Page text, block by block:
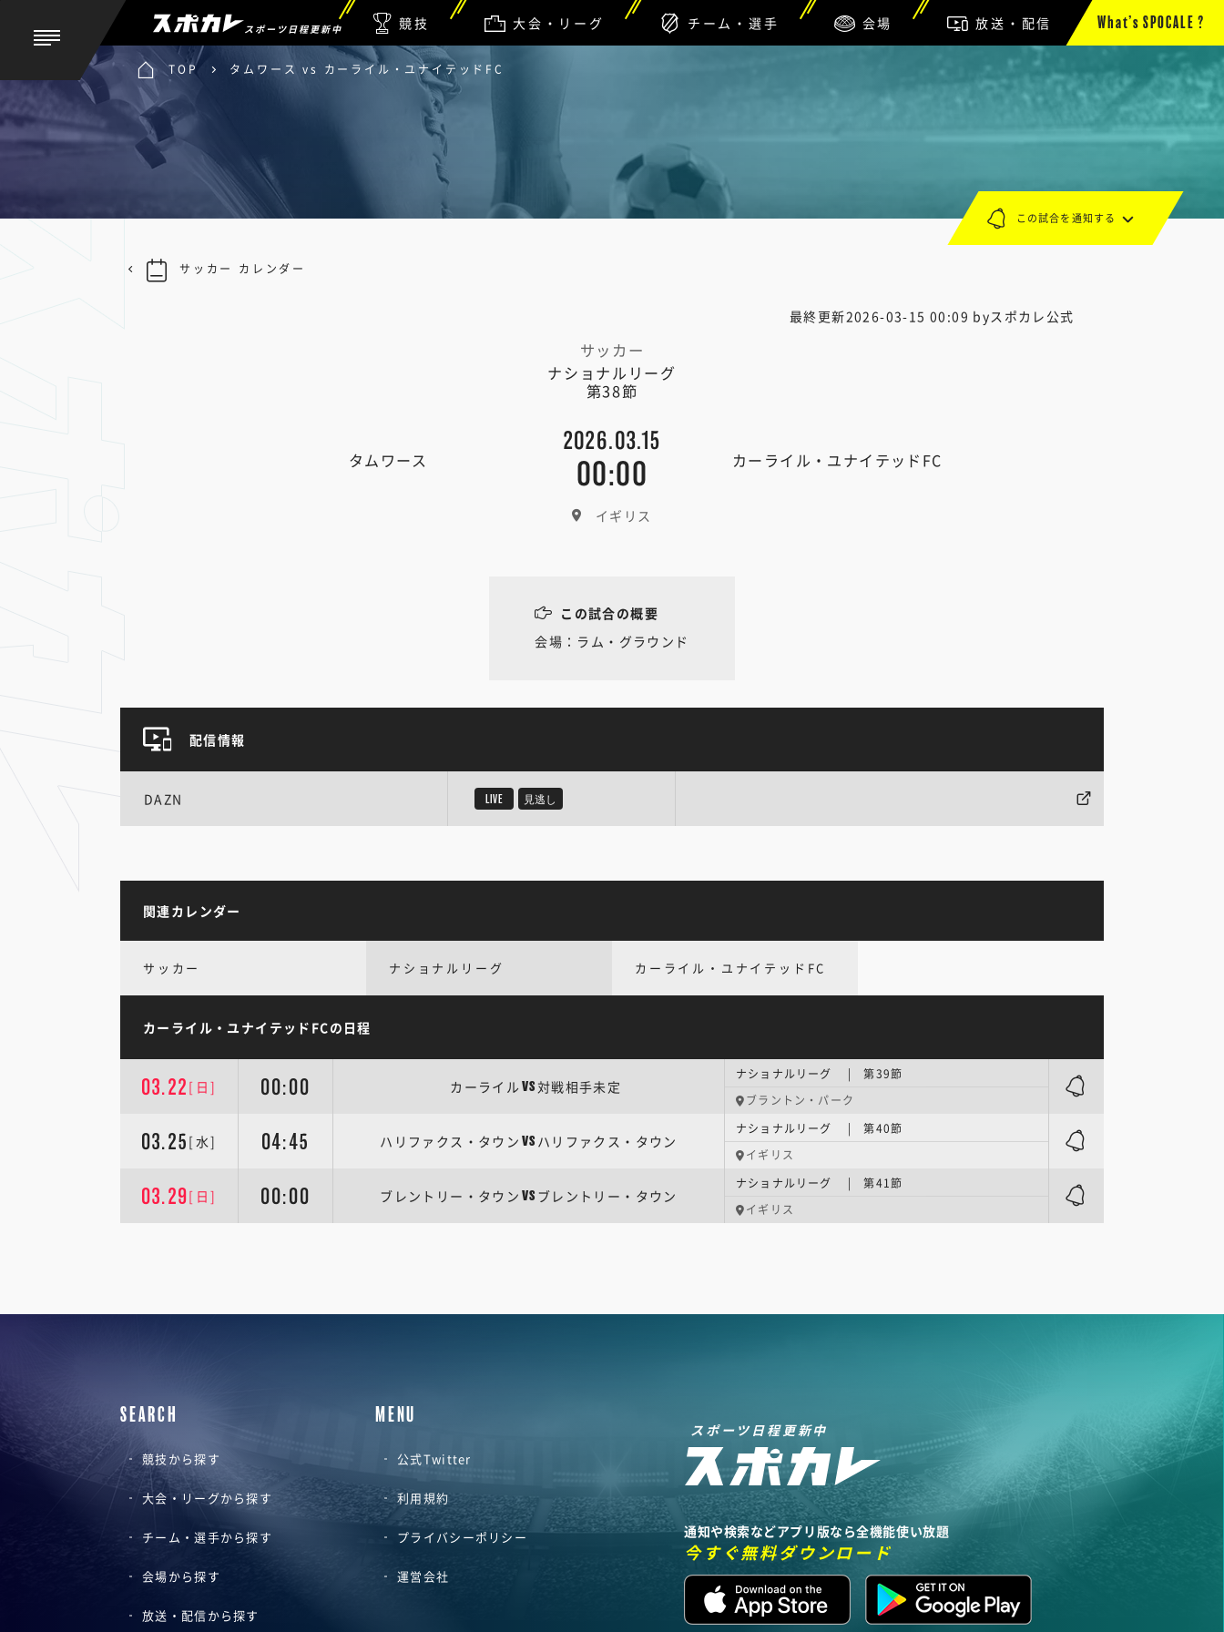
スポーツ日程更新中 競技 大会・リーグ チーム・選手 会場 放送・配信 What’s SPOCALE ?
TOP タムワース vs カーライル・ユナイテッドFC
最終更新2026-03-15 00:09 byスポカレ公式
サッカー
ナショナルリーグ
第38節
タムワース
2026.03.15
00:00 カーライル・ユナイテッドFC
イギリス
この試合を通知する
サッカー カレンダー
この試合の概要
会場：ラム・グラウンド
配信情報
DAZN LIVE 見逃し
関連カレンダー
サッカー ナショナルリーグ カーライル・ユナイテッドFC
カーライル・ユナイテッドFCの日程
03.22 [日] 00:00 カーライルVS対戦相手未定
ナショナルリーグ | 第39節
ブラントン・パーク
03.25 [水] 04:45 ハリファクス・タウン VS ハリファクス・タウン
ナショナルリーグ | 第40節
イギリス
03.29[日] 00:00 ブレントリー・タウン VS ブレントリー・タウン
ナショナルリーグ | 第41節
イギリス
SEARCH
競技から探す
大会・リーグから探す
チーム・選手から探す
会場から探す
放送・配信から探す
MENU
公式Twitter
利用規約
プライバシーポリシー
運営会社
スポーツ日程更新中
通知や検索などアプリ版なら全機能使い放題
今すぐ無料ダウンロード